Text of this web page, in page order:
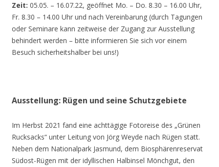
Zeit: 05.05. – 16.07.22, geöffnet Mo. – Do. 8.30 – 16.00 Uhr,
Fr. 8.30 – 14.00 Uhr und nach Vereinbarung (durch Tagungen
oder Seminare kann zeitweise der Zugang zur Ausstellung
behindert werden – bitte informieren Sie sich vor einem
Besuch sicherheitshalber bei uns!)
Ausstellung: Rügen und seine Schutzgebiete
Im Herbst 2021 fand eine achttägige Fotoreise des „Grünen
Rucksacks“ unter Leitung von Jörg Weyde nach Rügen statt.
Neben dem Nationalpark Jasmund, dem Biosphärenreservat
Südost-Rügen mit der idyllischen Halbinsel Mönchgut, den